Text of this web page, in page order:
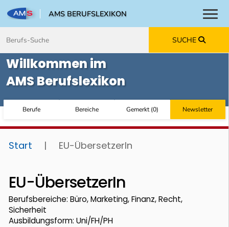
AMS BERUFSLEXIKON
SUCHE
Willkommen im
AMS Berufslexikon
Berufe Bereiche Gemerkt(0) Newsletter
Start | EU-ÜbersetzerIn
EU-ÜbersetzerIn
Berufsbereiche: Büro, Marketing, Finanz, Recht,
Sicherheit
Ausbildungsform: Uni/FH/PH